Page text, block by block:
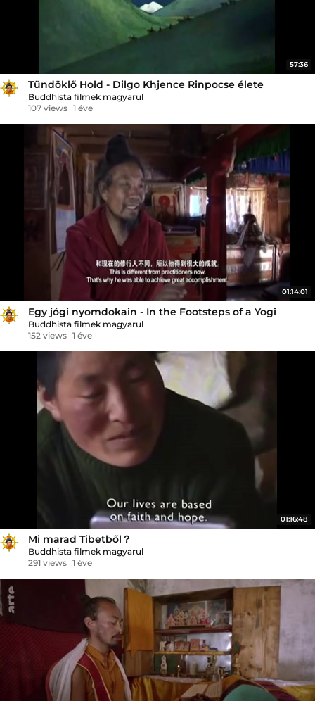
57:36
Tündöklő Hold - Dilgo Khjence Rinpocse élete
Buddhista filmek magyarul
107 views 1 éve
01:14:01
Egy jógi nyomdokain - In the Footsteps of a Yogi
Buddhista filmek magyarul
152 views 1 éve
01:16:48
Mi marad Tibetből？
Buddhista filmek magyarul
291 views 1 éve